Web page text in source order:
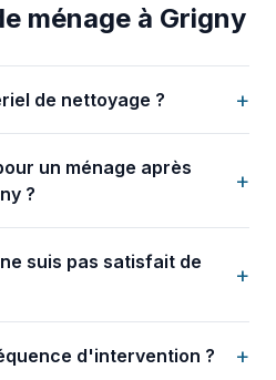
ménage à Grigny
de nettoyage ? +
un ménage après
?
+
suis pas satisfait de
+
d'intervention ? +